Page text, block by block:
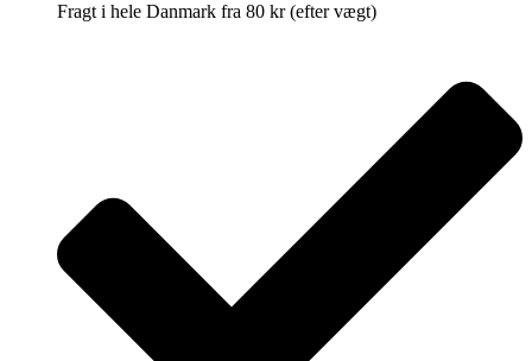
Fragt i hele Danmark fra 80 kr (efter vægt)